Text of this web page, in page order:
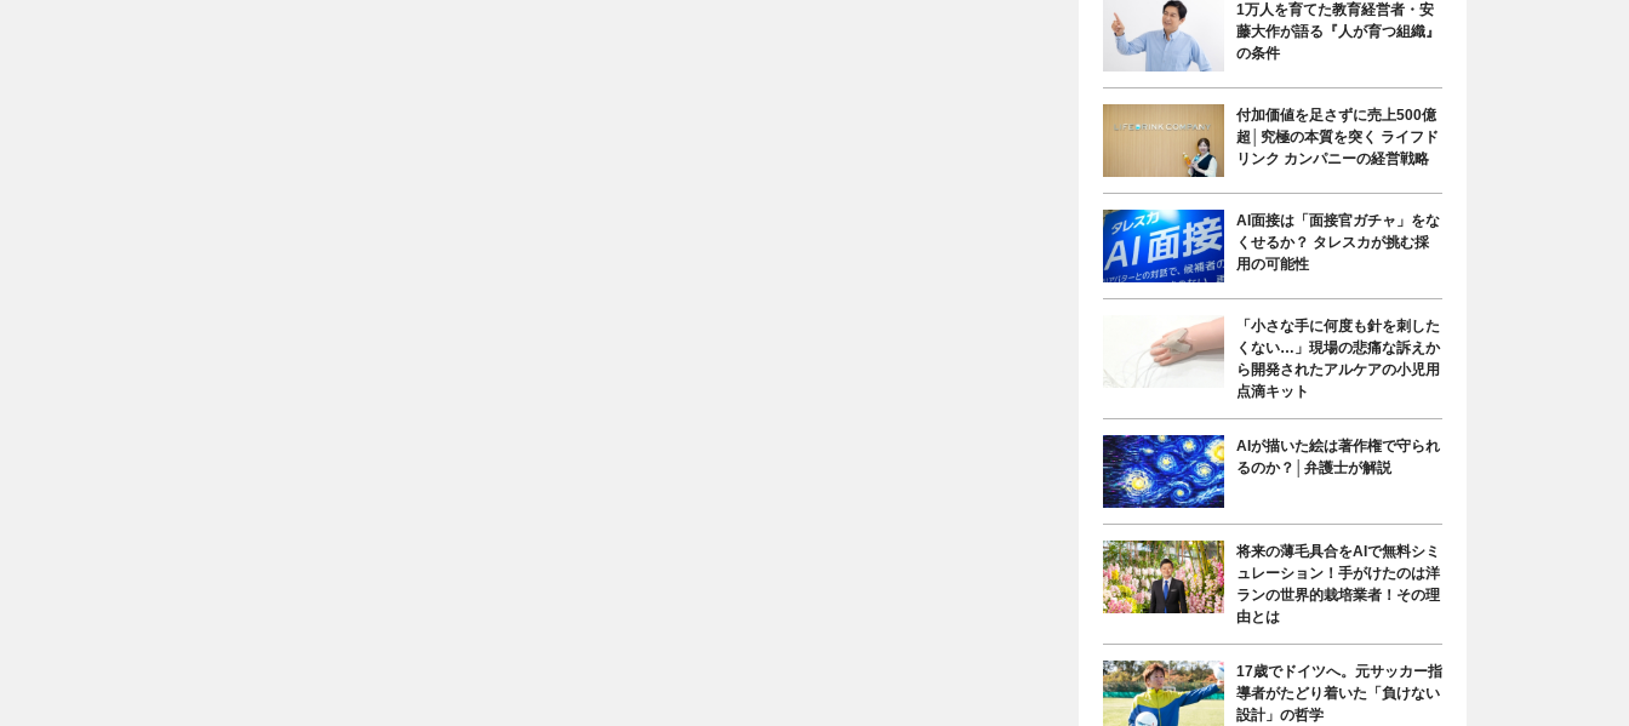
1万人を育てた教育経営者・安
藤大作が語る『人が育つ組織』
の条件
付加価値を足さずに売上500億
超│究極の本質を突く ライフド
リンク カンパニーの経営戦略
AI面接は「面接官ガチャ」をな
くせるか？ タレスカが挑む採
用の可能性
「小さな手に何度も針を刺した
くない…」現場の悲痛な訴えか
ら開発されたアルケアの小児用
点滴キット
AIが描いた絵は著作権で守られ
るのか？│弁護士が解説
将来の薄毛具合をAIで無料シミ
ュレーション！手がけたのは洋
ランの世界的栽培業者！その理
由とは
17歳でドイツへ。元サッカー指
導者がたどり着いた「負けない
設計」の哲学